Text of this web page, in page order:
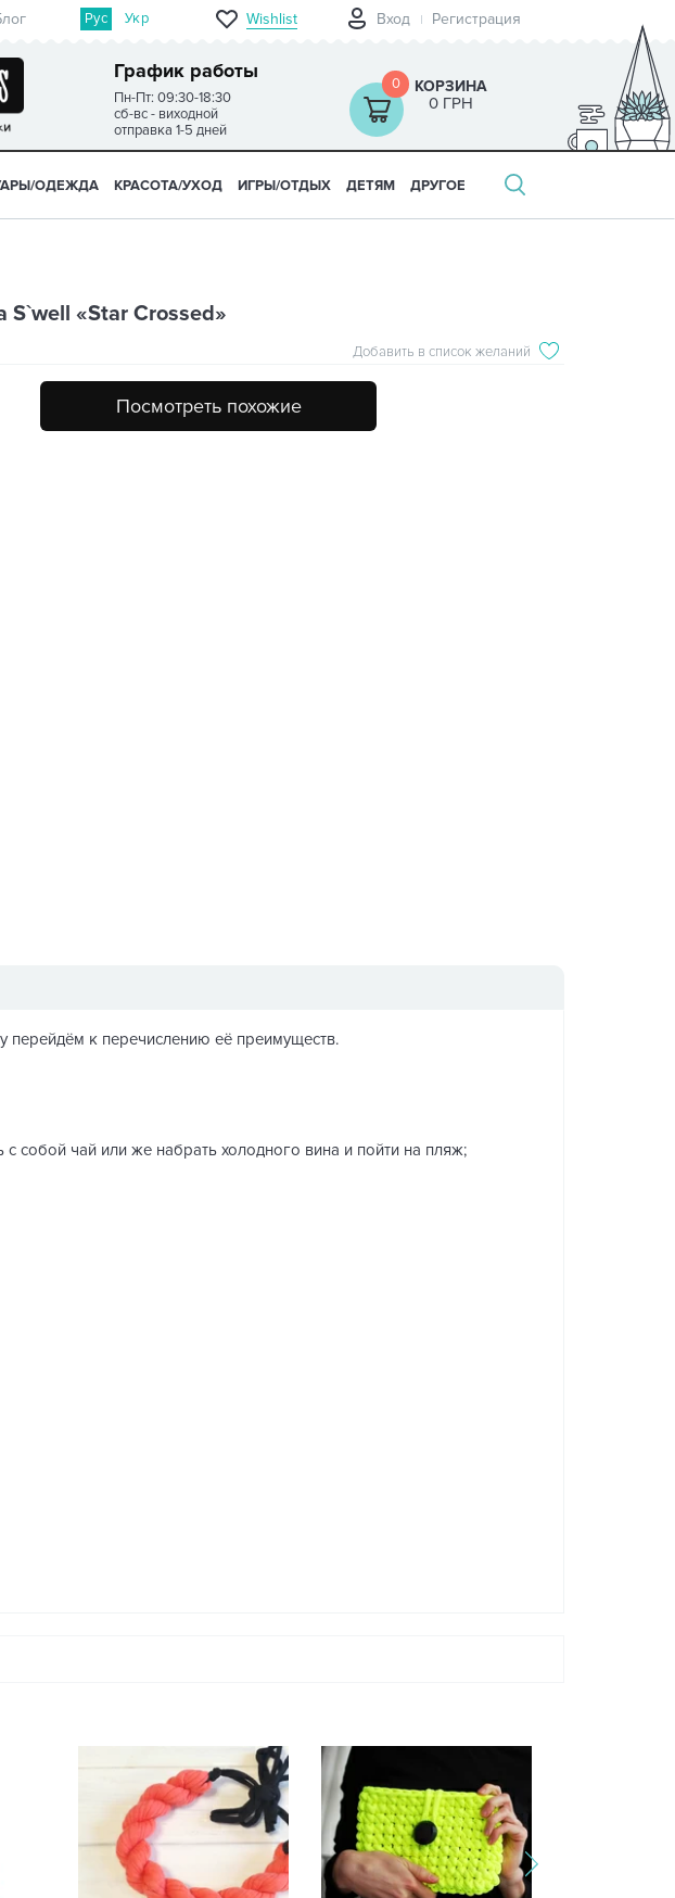
Рус Укр Wishlist Вход Регистрация
График работы
Пн-Пт: 09:30-18:30
сб-вс - виходной
отправка 1-5 дней
0 КОРЗИНА
0 ГРН
ОДЕЖДА КРАСОТА/УХОД ИГРЫ/ОТДЫХ ДЕТЯМ ДРУГОЕ
S`well «Star Crossed»
Добавить в список желаний
Посмотреть похожие
перейдём к перечислению её преимуществ.
собой чай или же набрать холодного вина и пойти на пляж;